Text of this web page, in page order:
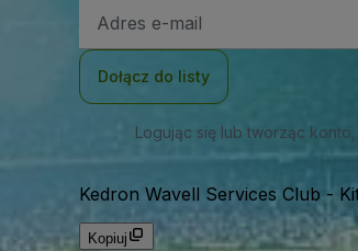
e-
Dołącz do listy
Logując się lub tworząc
Kedron Wavell Services Club -
Kopiuj